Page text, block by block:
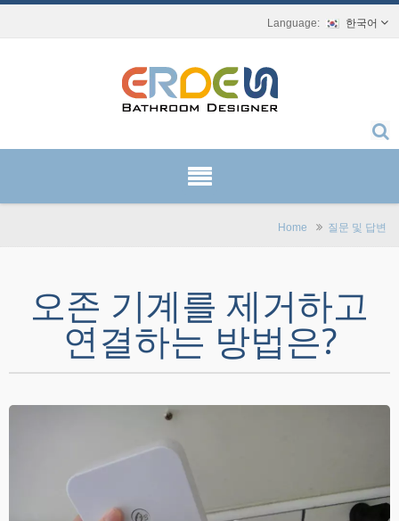
한국어
Home 질문 및 답변
오존 기계를 제거하고
연결하는 방법은?